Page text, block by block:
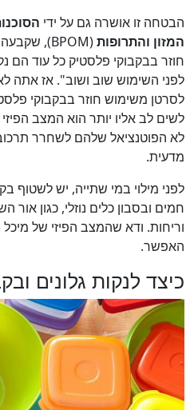
הבטחה זו אושרה גם על ידי
המזון והתרופות(
BPOM
),
חוזר בבקבוקי פלסטיק כל עוד הם
לפני השימוש שוב ושוב". אז אתה לא
לסרטן משימוש חוזר בבקבוקי
לשים לב אליו יותר הוא המצב הפיזי
לא הפוטנציאל שלהם לשחרר
מדעית.
לפני מילוי במי שתייה, יש לשטוף
חמים ובסבון כלים נוזלי, כגון אור
וריחות. ודא שהמצב הפיזי של
האפשר.
כיצד לנקות גלונים